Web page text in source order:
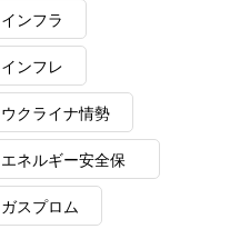
インフラ
インフレ
ウクライナ情勢
エネルギー安全保
障
ガスプロム